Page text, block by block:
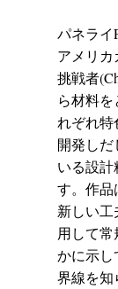
パネライ
アメリ
挑戦者
ら材料
れぞれ特
開発しだ
いる設計
す。作品
新しい
用して
かに示し
界線を知